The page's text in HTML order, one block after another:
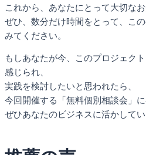
これから、あなたにとって大切な
ぜひ、数分だけ時間をとって、こ
みてください。
もしあなたが今、このプロジェク
感じられ、
実践を検討したいと思われたら、
今回開催する「無料個別相談会」に
ぜひあなたのビジネスに活かして